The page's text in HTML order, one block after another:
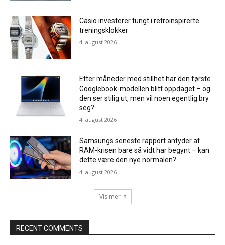
Casio investerer tungt i retroinspirerte
treningsklokker
4. august 2026
Etter måneder med stillhet har den første
Googlebook-modellen blitt oppdaget – og
den ser stilig ut, men vil noen egentlig bry
seg?
4. august 2026
Samsungs seneste rapport antyder at
RAM-krisen bare så vidt har begynt – kan
dette være den nye normalen?
4. august 2026
Vis mer
RECENT COMMENTS